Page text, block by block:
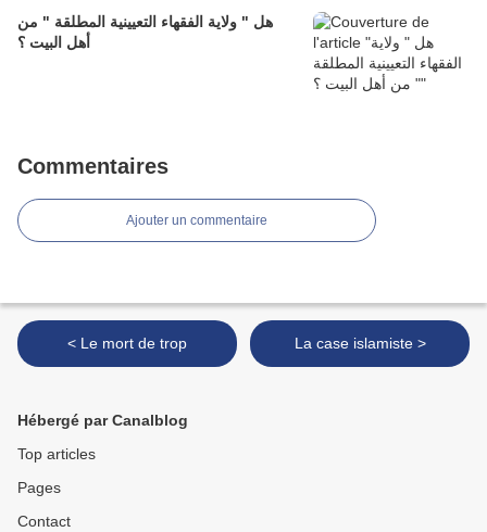
هل " ولاية الفقهاء التعيينية المطلقة " من
أهل البيت ؟
Commentaires
Ajouter un commentaire
< Le mort de trop La case islamiste >
Hébergé par Canalblog
Top articles
Pages
Contact